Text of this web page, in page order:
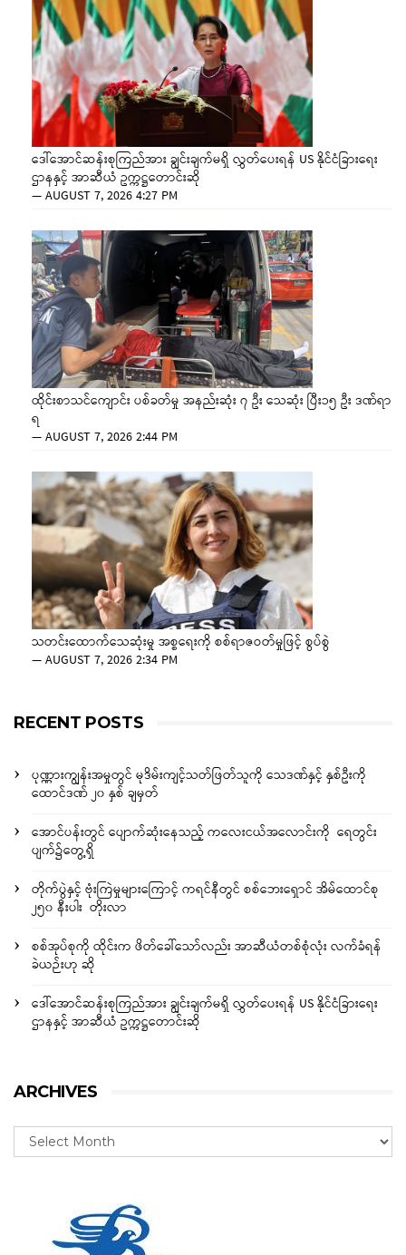
ဒေါ်အောင်ဆန်းစုကြည်အား ချွင်းချက်မရှိ လွှတ်ပေးရန် US နိုင်ငံခြားရေး
ဌာနနှင့် အာဆီယံ ဥက္ကဋ္ဌတောင်းဆို
—AUGUST 7, 2026 4:27 PM
ထိုင်းစာသင်ကျောင်း ပစ်ခတ်မှု အနည်းဆုံး ၇ ဦး သေဆုံး ပြီး၁၅ ဦး ဒဏ်ရာ
ရ
—AUGUST 7, 2026 2:44 PM
သတင်းထောက်သေဆုံးမှု အစ္စရေးကို စစ်ရာဇဝတ်မှုဖြင့် စွပ်စွဲ
—AUGUST 7, 2026 2:34 PM
RECENT POSTS
ပုဏ္ဏားကျွန်းအမှုတွင် မုဒိမ်းကျင့်သတ်ဖြတ်သူကို သေဒဏ်နှင့် နှစ်ဦးကို
ထောင်ဒဏ် ၂၀ နှစ် ချမှတ်
အောင်ပန်းတွင် ပျောက်ဆုံးနေသည့် ကလေးငယ်အလောင်းကို ရေတွင်း
ပျက်၌တွေ့ရှိ
တိုက်ပွဲနှင့် ဗုံးကြဲမှုများကြောင့် ကရင်နီတွင် စစ်ဘေးရှောင် အိမ်ထောင်စု
၂၅၀ နီးပါး တိုးလာ
စစ်အုပ်စုကို ထိုင်းက ဖိတ်ခေါ်သော်လည်း အာဆီယံတစ်စုံလုံး လက်ခံရန်
ခဲယဉ်းဟု ဆို
ဒေါ်အောင်ဆန်းစုကြည်အား ချွင်းချက်မရှိ လွှတ်ပေးရန် US နိုင်ငံခြားရေး
ဌာနနှင့် အာဆီယံ ဥက္ကဋ္ဌတောင်းဆို
ARCHIVES